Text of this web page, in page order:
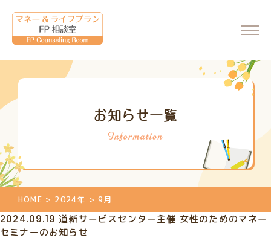
FP相談室について
ご相談・料金について
マネーセミナーのご案内
マネーセミナーの申込
お知らせ一覧
HOME > 2024年 >9月
2024.09.19道新サービスセンター主催 女性のためのマネー
セミナーのお知らせ